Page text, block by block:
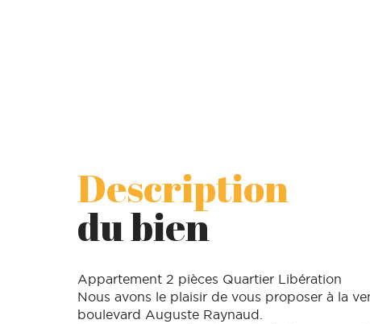
Description
du bien
Appartement 2 pièces Quartier Libération
Nous avons le plaisir de vous proposer à la
boulevard Auguste Raynaud.